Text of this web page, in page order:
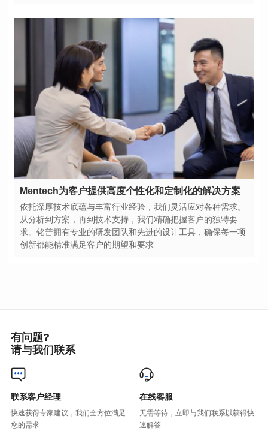
Mentech为客户提供高度个性化和定制化的解决方案
创新都能精准满足客户的期望和要求
有问题?
请与我们联系
联系客户经理
您的需求
在线客服
速解答